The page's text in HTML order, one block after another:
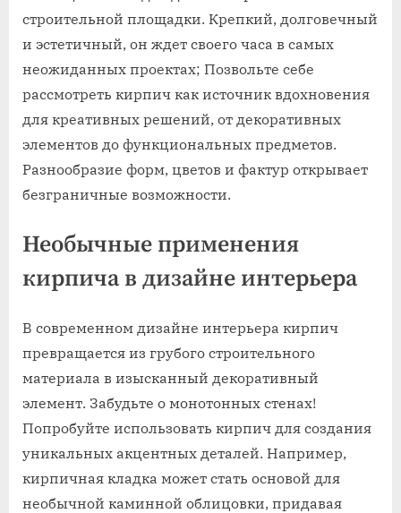
строительной площадки. Крепкий, долговечный
и эстетичный, он ждет своего часа в самых
неожиданных проектах; Позвольте себе
рассмотреть кирпич как источник вдохновения
для креативных решений, от декоративных
элементов до функциональных предметов.
Разнообразие форм, цветов и фактур открывает
безграничные возможности.
Необычные применения
кирпича в дизайне интерьера
В современном дизайне интерьера кирпич
превращается из грубого строительного
материала в изысканный декоративный
элемент. Забудьте о монотонных стенах!
Попробуйте использовать кирпич для создания
уникальных акцентных деталей. Например,
кирпичная кладка может стать основой для
необычной каминной облицовки, придавая